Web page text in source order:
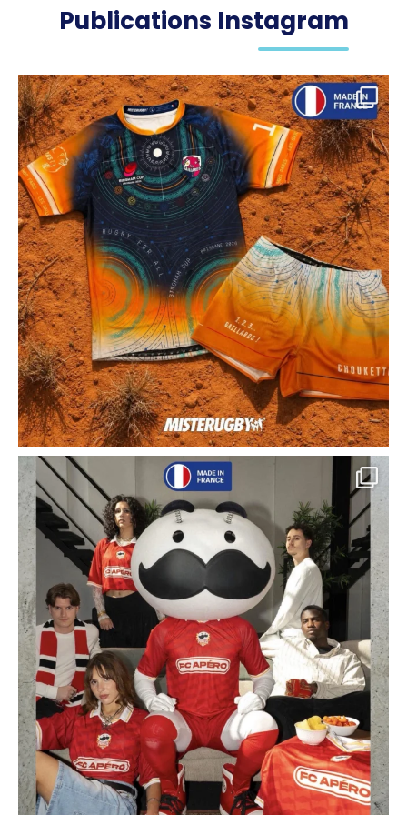
Publications Instagram